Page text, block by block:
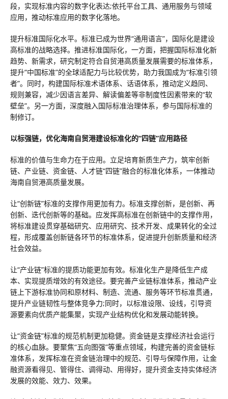
段，实现标准内容的数字化表达;依托平台工具、通用服务与领域
应用，推动标准应用的数字化落地。
提升标准国际化水平。标准已成为世界“通用语言”，国际化是建设
高标准的战略选择。推进标准国际化，一方面，把握国际标准化新
趋势、新需求，研究制定符合自贸港高质量发展需要的标准体系，
提升“中国标准”的全球适配力与比较优势，助力我国成为“标准引领
者”。同时，构建国际标准术语体系、话语体系，推动定义趋同、
规则兼容，减少因语言差异、解读偏差等非制度性因素带来的“软
壁垒”。另一方面，深度融入国际标准治理体系，参与国际标准的
制修订。
以标强链，优化海南自贸港建设标准化的“四链”应用路径
标准的价值与生命力在于应用。立足培育新质生产力，筑牢创新
链、产业链、资金链、人才链“四链”融合的标准化体系，一体推动
海南自贸港高质量发展。
让“创新链”标准的支撑作用更加有力。标准支撑创新，是创新、再
创新、迭代创新等的基础。应发挥高标准在创新链中的支撑作用，
将标准建设贯穿基础研究、应用研究、技术开发、成果转化的全过
程，形成覆盖创新链各环节的标准体系，促进提升创新质量和经济
社会效益。
让“产业链”标准的提质功能更加有效。标准化生产是降低生产成
本、实现提质增效的有效途径。要完善产业链标准体系，推动产业
链上下游标准协同和原材料、制造、流通、服务等环节标准贯通，
提升产业链韧性与整体竞争力;同时，以标准设限、设线，引导资
源要素向优质产能集聚，实现产业结构优化和发展动能转换。
让“资金链”标准的规范机制更加稳健。资金链是支撑经济社会运行
的核心血脉。要聚焦“五向图强”等重点领域，构建完善的资金链标
准体系，发挥标准在资金链治理中的规范、引导与保障作用，让金
融资源看得见、管得住、调得动、用得好，提升资金支持实体经济
发展的效能、效力、效果。